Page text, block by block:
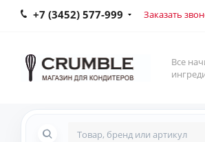
+7 (3452) 577-999 Заказать
Все